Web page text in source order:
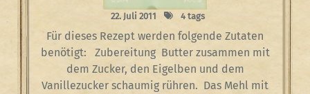
22. Juli 2011 4 tags
Für dieses Rezept werden folgende Zutaten
benötigt: Zubereitung Butter zusammen mit
dem Zucker, den Eigelben und dem
Vanillezucker schaumig rühren. Das Mehl mit